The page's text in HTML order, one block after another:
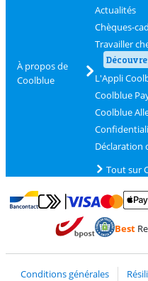
À propos de
Coolblue
Actualités
Chèques-
Travailler
L'Appli
Coolblue
Coolblue
Déclaration
Tout sur
Payer avec Bancontact
Payer avec MasterCard et
Best
Conditions générales